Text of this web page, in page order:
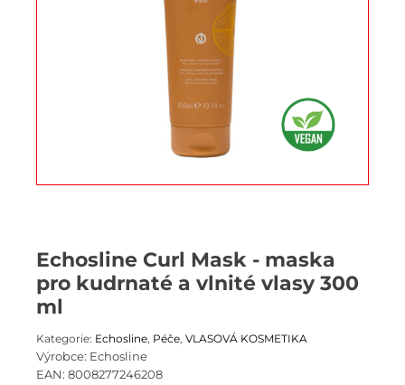
Echosline Curl Mask - maska
pro kudrnaté a vlnité vlasy 300
ml
Kategorie: Echosline Péče VLASOVÁ KOSMETIKA
Výrobce: Echosline
EAN: 8008277246208